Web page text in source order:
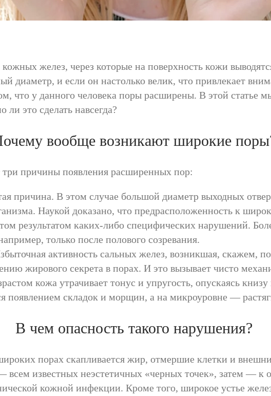
желез, через которые на поверхность кожи
диаметр, и если он настолько велик, что привлекает
что у данного человека поры расширены. В этой статье
это сделать навсегда?
вообще возникают широкие
причины появления расширенных пор:
причина. В этом случае большой диаметр выходных
Наукой доказано, что предрасположенность к
результатом каких-либо специфических нарушений.
только после полового созревания.
активность сальных желез, возникшая, скажем,
жирового секрета в порах. И это вызывает чисто
кожа утрачивает тонус и упругость, опускаясь
появлением складок и морщин, а на микроуровне —
В чем опасность такого нарушения?
порах скапливается жир, отмершие клетки и
всем известных неэстетичных «черных точек», затем — к
кожной инфекции. Кроме того, широкое устье